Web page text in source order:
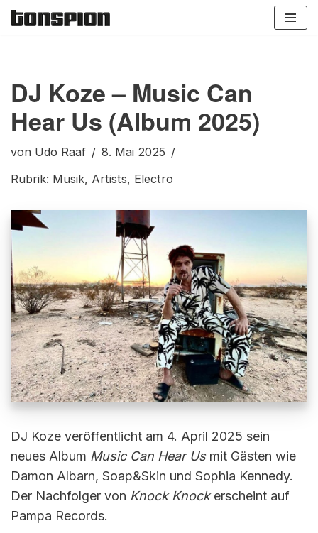
DJ Koze – Music Can
Hear Us (Album 2025)
von Udo Raaf
8. Mai 2025
Rubrik: Musik, Artists, Electro
DJ Koze veröffentlicht am 4. April 2025 sein
neues Album Music Can Hear Usmit Gästen wie
Damon Albarn, Soap&Skin und Sophia Kennedy.
Der Nachfolger von Knock Knockerscheint auf
Pampa Records.